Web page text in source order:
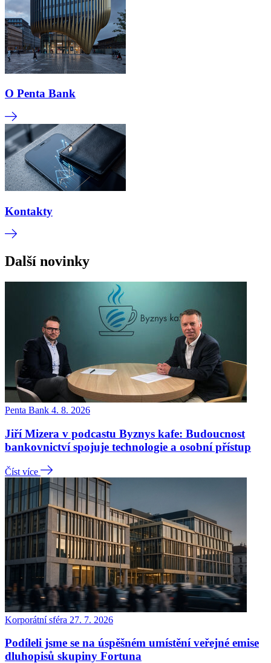
O Penta Bank
Kontakty
Další novinky
Penta Bank 4. 8. 2026
Jiří Mizera v podcastu Byznys kafe: Budoucnost
bankovnictví spojuje technologie a osobní přístup
Číst více
Korporátní sféra 27. 7. 2026
Podíleli jsme se na úspěšném umístění veřejné emise
dluhopisů skupiny Fortuna